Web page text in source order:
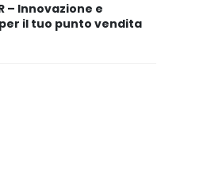
– Innovazione e
il tuo punto vendita